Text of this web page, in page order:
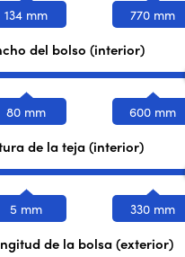
134 mm 770 mm
del bolso (interior)
80 mm 600 mm
de la teja (interior)
5 mm 330 mm
de la bolsa (exterior)